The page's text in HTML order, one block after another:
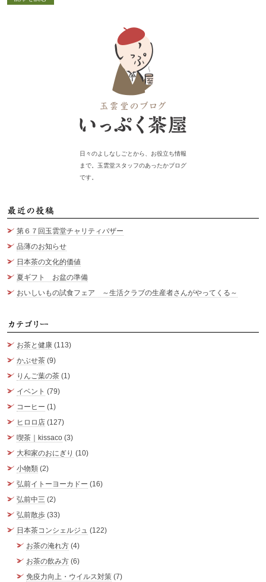
日々のよしなしごとから、お役立ち情報
まで。玉雲堂スタッフのあったかブログ
です。
第６７回玉雲堂チャリティバザー
品薄のお知らせ
日本茶の文化的価値
夏ギフト お盆の準備
おいしいもの試食フェア ～生活クラブの生産者さんがやってくる～
お茶と健康 (113)
かぶせ茶 (9)
りんご葉の茶 (1)
イベント (79)
コーヒー (1)
ヒロロ店 (127)
喫茶｜kissaco (3)
大和家のおにぎり (10)
小物類 (2)
弘前イトーヨーカドー (16)
弘前中三 (2)
弘前散歩 (33)
日本茶コンシェルジュ (122)
お茶の淹れ方 (4)
お茶の飲み方 (6)
免疫力向上・ウイルス対策 (7)